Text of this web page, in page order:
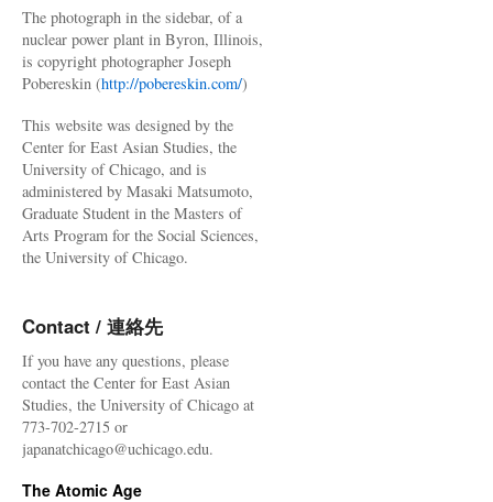
The photograph in the sidebar, of a
nuclear power plant in Byron, Illinois,
is copyright photographer Joseph
Pobereskin (http://pobereskin.com/)
This website was designed by the
Center for East Asian Studies, the
University of Chicago, and is
administered by Masaki Matsumoto,
Graduate Student in the Masters of
Arts Program for the Social Sciences,
the University of Chicago.
Contact / 連絡先
If you have any questions, please
contact the Center for East Asian
Studies, the University of Chicago at
773-702-2715 or
japanatchicago@uchicago.edu.
The Atomic Age